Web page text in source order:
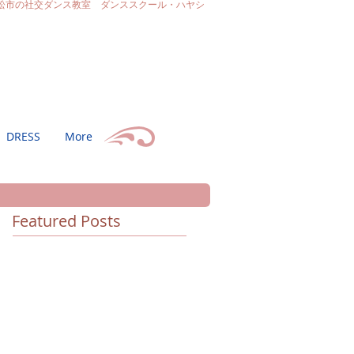
の社交ダンス教室 ダンススクール・ハヤシ
DRESS More
Featured Posts